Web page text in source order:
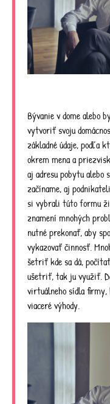
Bývanie v dome alebo
vytvoriť svoju
základné údaje, podľa
okrem mena a
aj adresu pobytu alebo
začíname, aj
si vybrali túto formu
znamení mnohých
nutné prekonať, aby
vykazovať činnosť.
šetriť kde sa dá,
ušetriť, tak ju využiť.
virtuálneho sídla
viaceré výhody.